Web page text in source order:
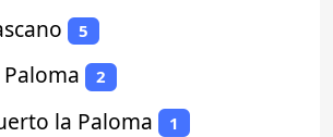
5
2
la Paloma 1